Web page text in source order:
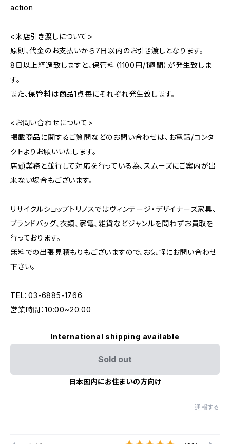
action
<来店引き渡しについて>
原則、代金のお支払いから7日以内のお引き渡しとなります。
8日以上経過致しますと、保管料（1100円/1週間）が発生致しま
す。
また、保管料は商品1点毎にそれぞれ発生致します。
<お問い合わせについて>
掲載商品に関するご質問などのお問い合わせは、お電話/コンタ
クトよりお願いいたします。
店頭業務と並行して対応を行っている為、スムーズにご案内が出
来ない場合もございます。
リサイクルショップトリノスではヴィンテージ・デザイナーズ家具、
ブランドバッグ、衣類、家電、雑貨などジャンルを問わずお買取を
行っております。
無料での出張見積もりもございますので、お気軽にお問い合わせ
下さい。
TEL：03-6885-1766
営業時間：10:00~20:00
International shipping available
Sold out
日本国内にお住まいの方向け
通報する